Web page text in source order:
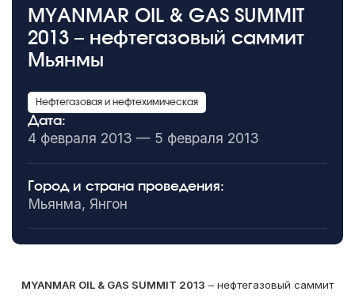
MYANMAR OIL & GAS SUMMIT
2013 – нефтегазовый саммит
Мьянмы
Нефтегазовая и нефтехимическая
Дата:
4 февраля 2013 — 5 февраля 2013
Город и страна проведения:
Мьянма, Янгон
MYANMAR OIL & GAS SUMMIT 2013 – нефтегазовый саммит